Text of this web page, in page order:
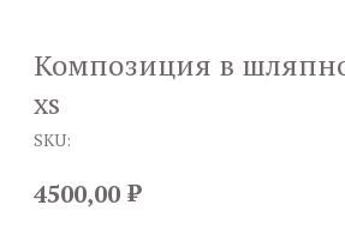
Композиция в
xs
SKU:
4500,00 ₽